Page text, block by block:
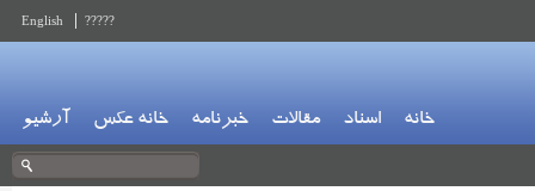
?????
English
خانه اسناد مقالات خبرنامه خانه عکس آرشیو